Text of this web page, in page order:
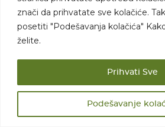
znači da prihvatate sve kolačiće.
posetiti "Podešavanja kolačića"
želite.
Podešavanje
Prihvati Sve
krompir!